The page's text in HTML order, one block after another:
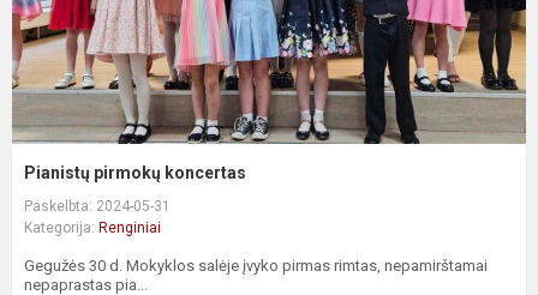
Pianistų pirmokų koncertas
Paskelbta: 2024-05-31
Kategorija: Renginiai
Gegužės 30 d. Mokyklos salėje įvyko pirmas rimtas, nepamirštamai
nepaprastas pia...